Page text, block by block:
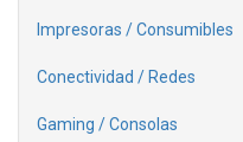
Impresoras / Consumibles
Conectividad / Redes
Gaming / Consolas